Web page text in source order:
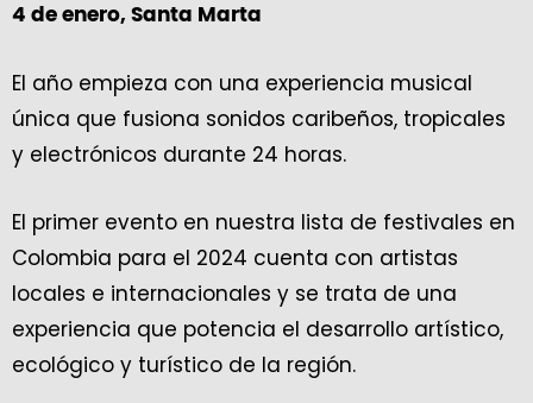
4 de enero, Santa Marta
El año empieza con una experiencia musical
única que fusiona sonidos caribeños, tropicales
y electrónicos durante 24 horas.
El primer evento en nuestra lista de festivales en
Colombia para el 2024 cuenta con artistas
locales e internacionales y se trata de una
experiencia que potencia el desarrollo artístico,
ecológico y turístico de la región.